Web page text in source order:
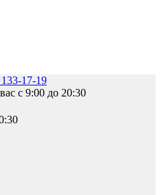
17-19
с 9:00 до 20:30